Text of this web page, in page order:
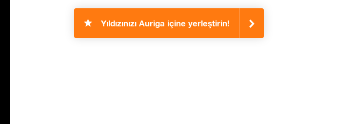
Yıldızınızı Auriga içine yerleştirin!